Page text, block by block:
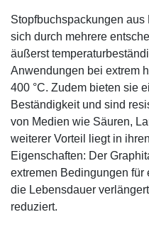
Stopfbuchspackungen
sich durch mehrere
äußerst
Anwendungen bei extrem
400 °C. Zudem bieten sie
Beständigkeit und sind
von Medien wie Säuren,
weiterer Vorteil liegt in
Eigenschaften: Der
extremen Bedingungen für
die Lebensdauer
reduziert.